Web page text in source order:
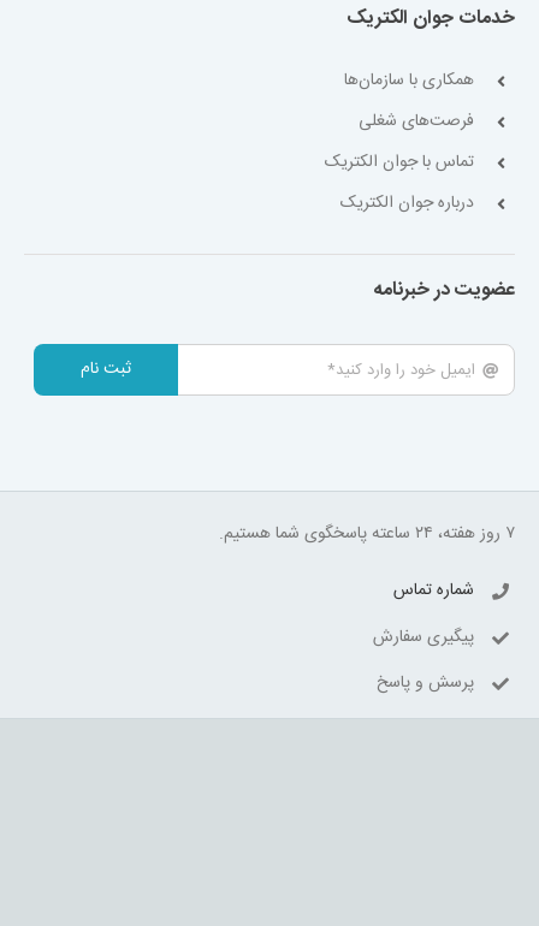
خدمات جوان الکتریک
همکاری با سازمان‌ها
فرصت‌های شغلی
تماس با جوان الکتریک
درباره جوان الکتریک
عضویت در خبرنامه
ثبت نام
۷ روز هفته، ۲۴ ساعته پاسخگوی شما هستیم.
شماره تماس
پیگیری سفارش
پرسش و پاسخ